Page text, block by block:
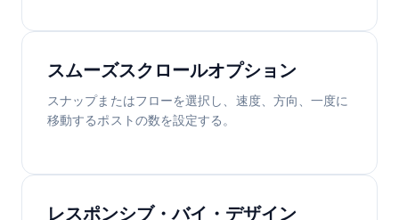
スムーズスクロールオプション
スナップまたはフローを選択し、速度、方向、一度に
移動するポストの数を設定する。
レスポンシブ・バイ・デザイン